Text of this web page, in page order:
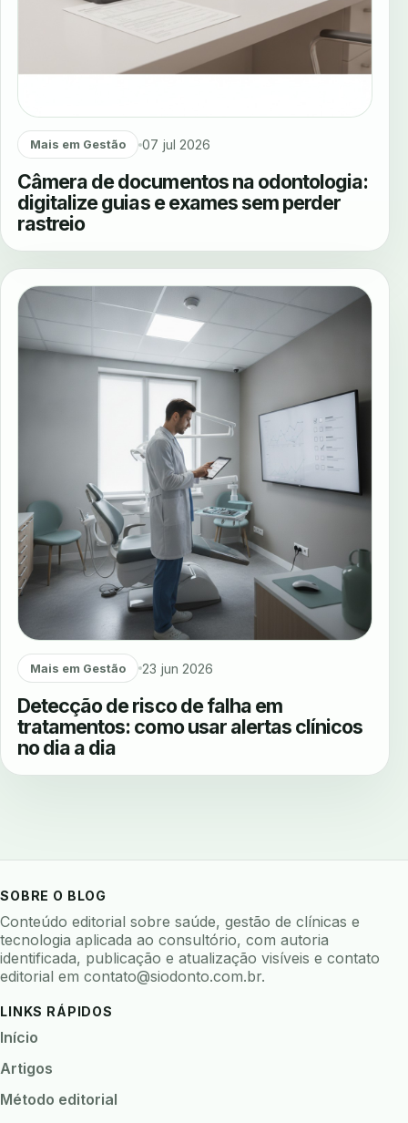
Mais em Gestão 07 jul 2026
Câmera de documentos na odontologia:
digitalize guias e exames sem perder
rastreio
Mais em Gestão 23 jun 2026
Detecção de risco de falha em
tratamentos: como usar alertas clínicos
no dia a dia
SOBRE O BLOG
Conteúdo editorial sobre saúde, gestão de clínicas e
tecnologia aplicada ao consultório, com autoria
identificada, publicação e atualização visíveis e contato
editorial em contato@siodonto.com.br.
LINKS RÁPIDOS
Início
Artigos
Método editorial